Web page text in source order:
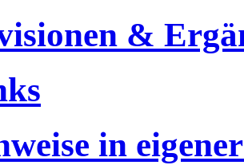
&
in